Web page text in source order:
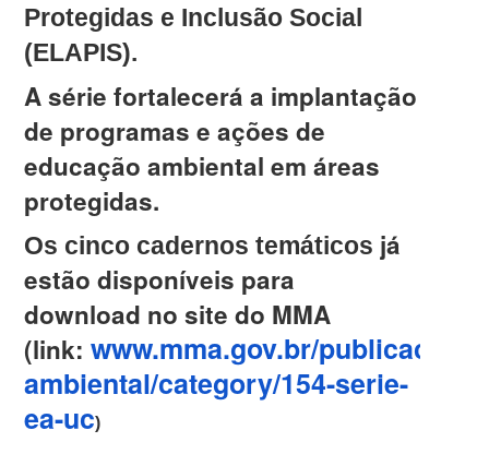
Protegidas e Inclusão Social
(ELAPIS).
A série fortalecerá a implantação
de programas e ações de
educação ambiental em áreas
protegidas.
Os cinco cadernos temáticos já
estão disponíveis para
download no site do MMA
(link:www.mma.gov.br/
ambiental/category/154-serie-
ea-uc)